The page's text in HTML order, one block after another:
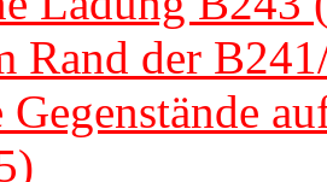
Rand der
Gegenstände